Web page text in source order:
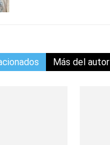
Más del autor